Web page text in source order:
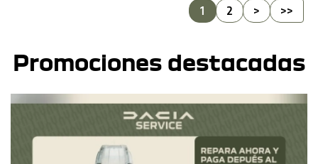
1 2 > >>
Promociones destacadas